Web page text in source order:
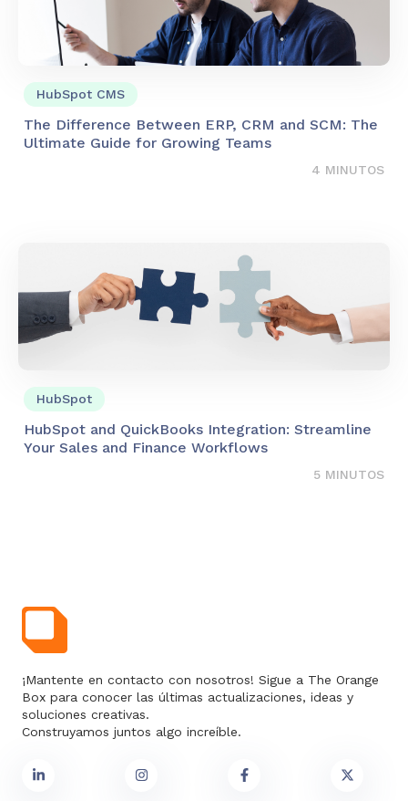
HubSpot CMS
The Difference Between ERP, CRM and SCM: The
Ultimate Guide for Growing Teams
4 MINUTOS
HubSpot
HubSpot and QuickBooks Integration: Streamline
Your Sales and Finance Workflows
5 MINUTOS
¡Mantente en contacto con nosotros! Sigue a The Orange
Box para conocer las últimas actualizaciones, ideas y
soluciones creativas.
Construyamos juntos algo increíble.